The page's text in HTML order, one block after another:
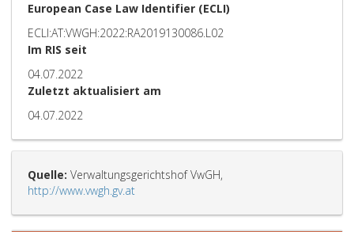
European Case Law Identifier (ECLI)
ECLI:AT:VWGH:2022:RA2019130086.L02
Im RIS seit
04.07.2022
Zuletzt aktualisiert am
04.07.2022
Quelle: Verwaltungsgerichtshof VwGH,
http://www.vwgh.gv.at